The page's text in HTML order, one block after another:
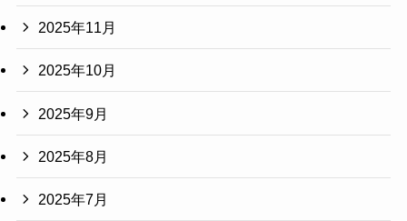
2025年11月
2025年10月
2025年9月
2025年8月
2025年7月